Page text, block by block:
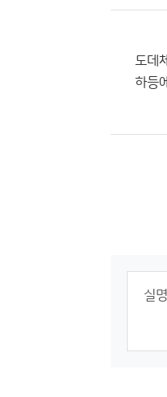
도데
하등